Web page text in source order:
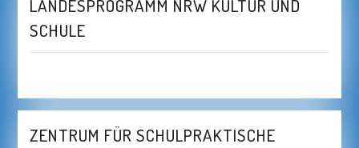
LANDESPROGRAMM NRW KULTUR UND
SCHULE
ZENTRUM FÜR SCHULPRAKTISCHE